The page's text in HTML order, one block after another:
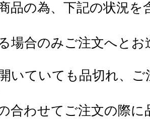
品の為、下記の状況
場合のみご注文へとお
いていても品切れ、
合わせてご注文の際に